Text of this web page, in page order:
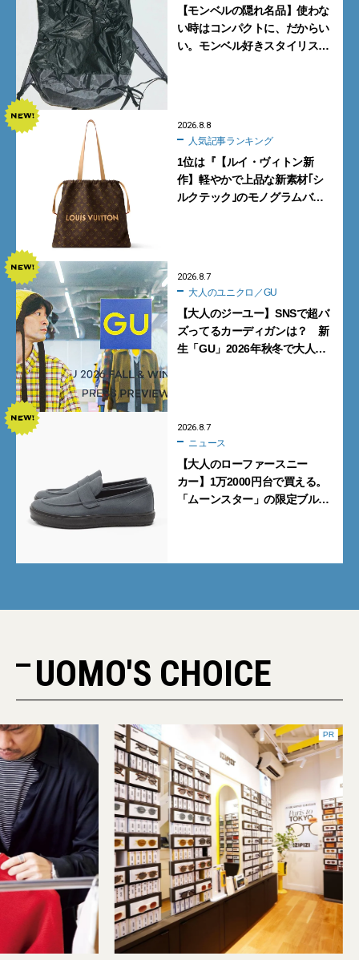
【モンベルの隠れ名品】使わな
い時はコンパクトに、だからい
い。モンベル好きスタイリスト
2026.8.8
人気記事ランキング
1位は『【ルイ・ヴィトン新
作】軽やかで上品な新素材｢シ
ルクテック｣のモノグラムバッ
2026.8.7
大人のユニクロ／GU
【大人のジーユー】SNSで超バ
ズってるカーディガンは？ 新
生「GU」2026年秋冬で大人メ
2026.8.7
ニュース
【大人のローファースニー
カー】1万2000円台で買える。
「ムーンスター」の限定ブルー
UOMO'S CHOICE
PR